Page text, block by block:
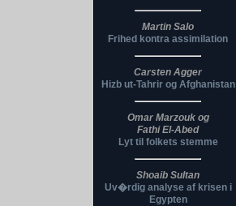
Martin Salo
Frihed kontra assimilation
Carsten Agger
Hizb ut-Tahrir og Afghanistan
Omar Marzouk og
Fathi El-Abed
Lyt til folkets stemme
Shoaib Sultan
Uv�rdig analyse af krisen i
Egypten